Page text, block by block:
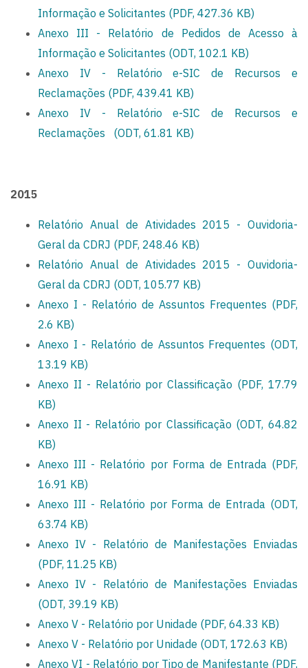
Informação e Solicitantes (PDF, 427.36 KB)
Anexo III - Relatório de Pedidos de Acesso à
Informação e Solicitantes (ODT, 102.1 KB)
Anexo IV - Relatório e-SIC de Recursos e
Reclamações (PDF, 439.41 KB)
Anexo IV - Relatório e-SIC de Recursos e
Reclamações
(ODT, 61.81 KB)
2015
Relatório Anual de Atividades 2015 - Ouvidoria-
Geral da CDRJ (PDF, 248.46 KB)
Relatório Anual de Atividades 2015 - Ouvidoria-
Geral da CDRJ (ODT, 105.77 KB)
Anexo I - Relatório de Assuntos Frequentes (PDF,
2.6 KB)
Anexo I - Relatório de Assuntos Frequentes (ODT,
13.19 KB)
Anexo II - Relatório por Classificação (PDF, 17.79
KB)
Anexo II - Relatório por Classificação (ODT, 64.82
KB)
Anexo III - Relatório por Forma de Entrada (PDF,
16.91 KB)
Anexo III - Relatório por Forma de Entrada (ODT,
63.74 KB)
Anexo IV - Relatório de Manifestações Enviadas
(PDF, 11.25 KB)
Anexo IV - Relatório de Manifestações Enviadas
(ODT, 39.19 KB)
Anexo V - Relatório por Unidade (PDF, 64.33 KB)
Anexo V - Relatório por Unidade (ODT, 172.63 KB)
Anexo VI - Relatório por Tipo de Manifestante (PDF,